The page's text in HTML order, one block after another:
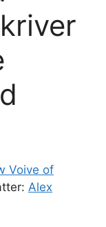
Voive of
Alex